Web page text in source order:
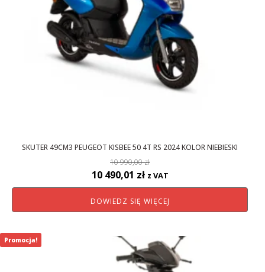
SKUTER 49CM3 PEUGEOT KISBEE 50 4T RS 2024 KOLOR NIEBIESKI
10 990,00zł
Pierwotna
cena
wynosiła:
990,00 zł.
10 490,01 złAktualna
cena
wynosi:
490,01 zł.
z VAT
DOWIEDZ SIĘ WIĘCEJ
Promocja!